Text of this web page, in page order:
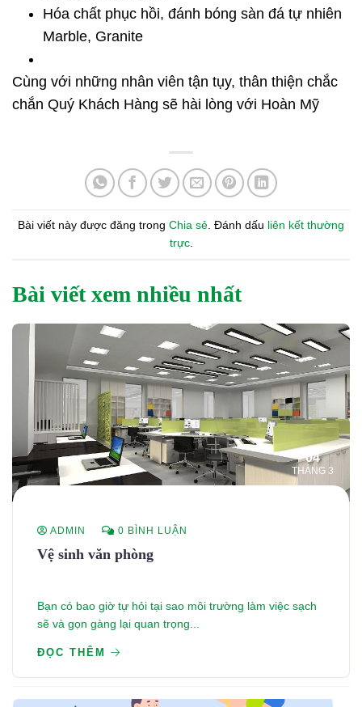
Hóa chất phục hồi, đánh bóng sàn đá tự nhiên
Marble, Granite
Cùng với những nhân viên tận tụy, thân thiện chắc
chắn Quý Khách Hàng sẽ hài lòng với Hoàn Mỹ
Bài viết này được đăng trong Chia sẻ . Đánh dấu liên kết thường
trực.
Bài viết xem nhiều nhất
04
THÁNG 3
ADMIN 0 BÌNH LUẬN
Vệ sinh văn phòng
Bạn có bao giờ tự hỏi tại sao môi trường làm việc sạch
sẽ và gọn gàng lại quan trọng...
ĐỌC THÊM